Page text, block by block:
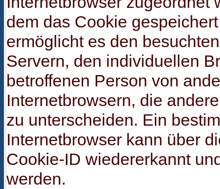
dem das Cookie
ermöglicht es den
Servern, den individuellen
betroffenen Person von
Internetbrowsern, die
zu unterscheiden. Ein
Internetbrowser kann über
Cookie-ID wiedererkannt
werden.